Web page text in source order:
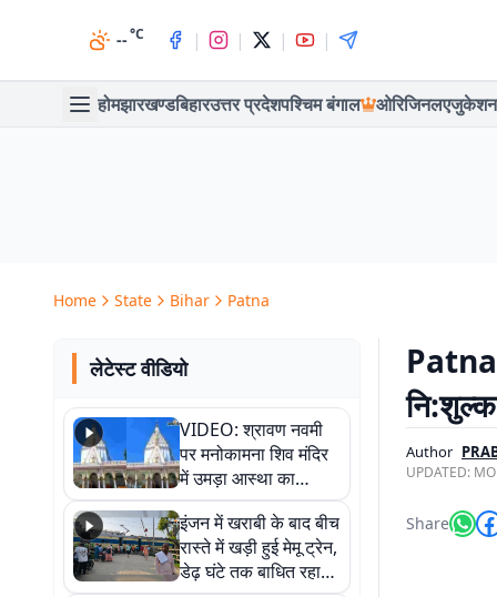
--°C | | | |
होमझारखण्डबिहारउत्तर प्रदेशपश्चिम बंगाल ओरिजिनलएजुकेशन
Home State Bihar Patna
लेटेस्ट वीडियो
VIDEO: श्रावण नवमी
पर मनोकामना शिव मंदिर
में उमड़ा आस्था का
सैलाब, हर-हर महादेव के
जयघोष से गूंजा परिसर
इंजन में खराबी के बाद बीच
रास्ते में खड़ी हुई मेमू ट्रेन,
डेढ़ घंटे तक बाधित रहा
Patna
Author
UPDATED:
Share